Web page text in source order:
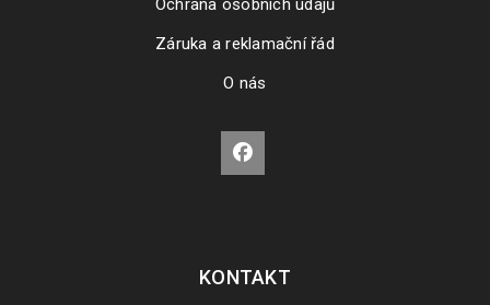
Ochrana osobních údajů
Záruka a reklamační řád
O nás
KONTAKT